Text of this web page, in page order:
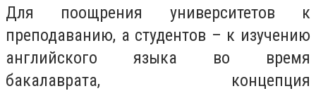
Для поощрения университетов к
преподаванию, а студентов – к изучению
английского языка во время
бакалаврата, концепция